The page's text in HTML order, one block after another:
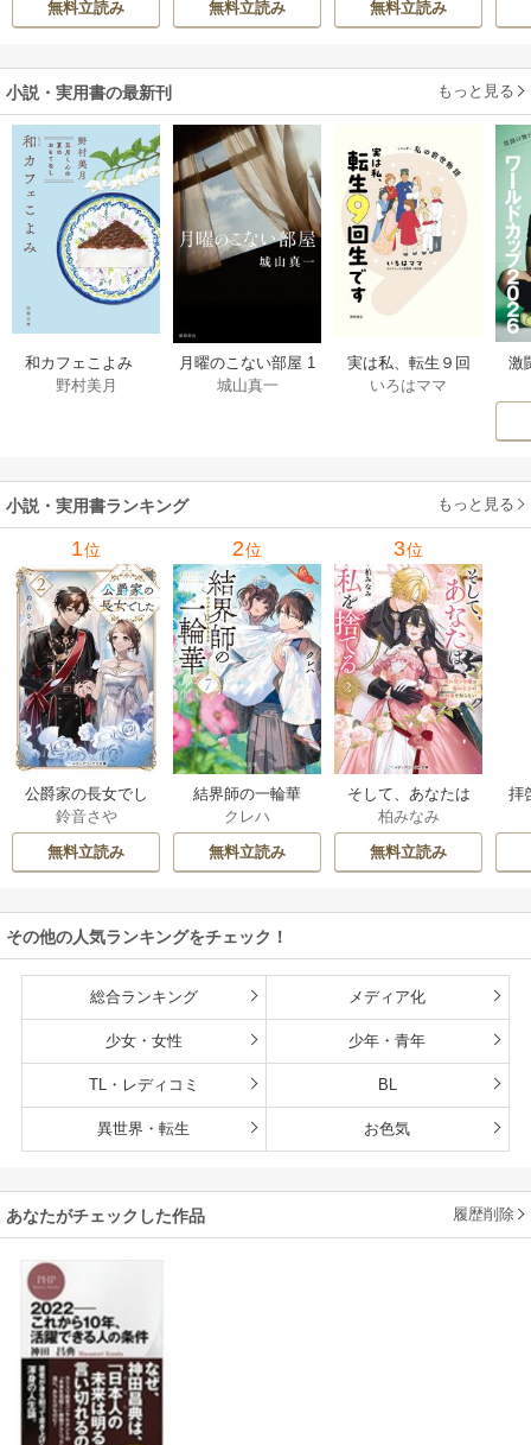
無料立読み
生活を満喫する
無料立読み 無料立読み
小説・実用書の最新刊 もっと見る
和カフェこよみ
五月くんの夏のお
野村美月
月曜のこない部屋 1
巻
城山真一
実は私、転生９回
生です マンガ
いろはママ
激
小説・実用書ランキング もっと見る
1位
公爵家の長女でし
た
鈴音さや
無料立読み
2位
結界師の一輪華
クレハ
無料立読み
3位
そして、あなたは
私を捨てる
柏みなみ
無料立読み
拝
その他の人気ランキングをチェック！
総合ランキング メディア化
少女・女性 少年・青年
TL・レディコミ BL
異世界・転生 お色気
あなたがチェックした作品 履歴削除